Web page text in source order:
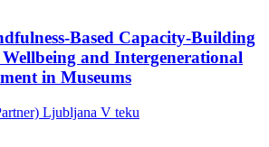
Based Capacity-Building
and Intergenerational
in Museums
Ljubljana V teku